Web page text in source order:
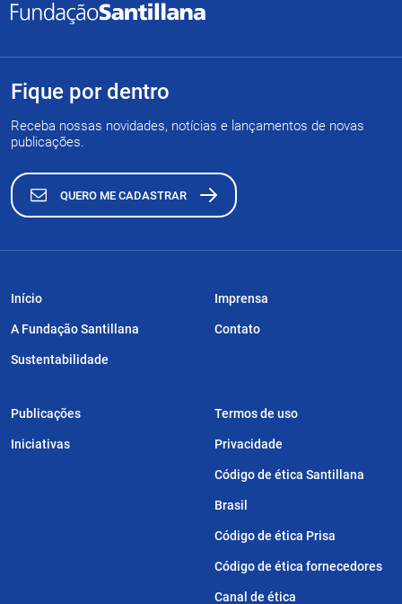
Fique por dentro
Receba nossas novidades, notícias e lançamentos de novas
publicações.
QUERO ME CADASTRAR
Início
A Fundação Santillana
Sustentabilidade
Publicações
Iniciativas
Imprensa
Contato
Termos de uso
Privacidade
Código de ética Santillana
Brasil
Código de ética Prisa
Código de ética fornecedores
Canal de ética